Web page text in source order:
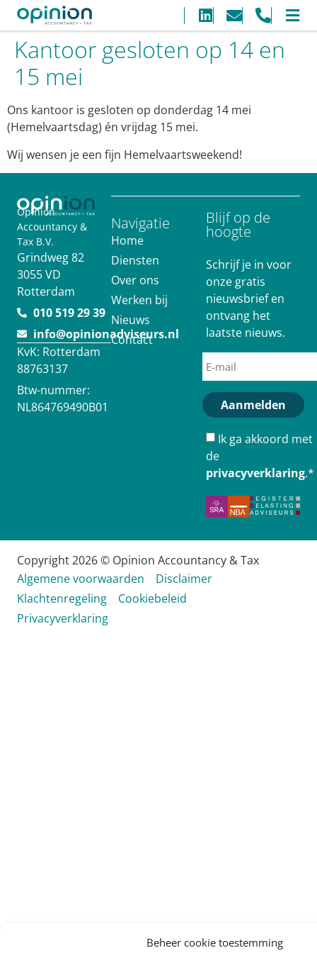
Beheer cookie toestemming
Kantoor gesloten op 14 en
15 mei
Ons kantoor is gesloten op donderdag 14 mei
(Hemelvaartsdag) én vrijdag 15 mei.
Wij wensen je een fijn Hemelvaartsweekend!
Opinion
Accountancy &
Tax B.V.
Grindweg 82
3055 VD
Rotterdam
010 519 29 39
info@opinionadviseurs.nl
KvK: Rotterdam
88763137
Btw-nummer:
NL864769490B01
Navigatie
Home
Diensten
Over ons
Werken bij
Nieuws
Contact
Blijf op de
hoogte
Schrijf je in voor
onze gratis
nieuwsbrief en
ontvang het
laatste nieuws.
Ik ga akkoord met
de
privacyverklaring.*
Aanmelden
Copyright 2026 © Opinion Accountancy & Tax
Algemene voorwaarden
Disclaimer
Klachtenregeling
Cookiebeleid
Privacyverklaring